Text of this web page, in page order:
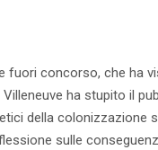
concorso, che ha
Villeneuve ha stupito il
della colonizzazione
sulle